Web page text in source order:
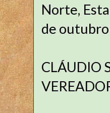
Norte,
de
CLÁUDIO